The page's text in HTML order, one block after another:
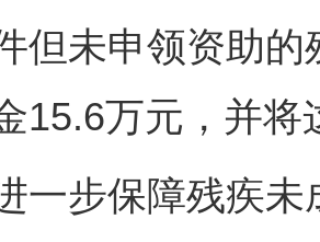
但未申领资助
15.6万元，并
步保障残疾未